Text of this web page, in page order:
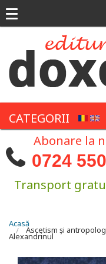
CATEGORII
Abonare la
0724
Transport
Eşti aici
Acasă
Ascetism şi
Alexandrinul